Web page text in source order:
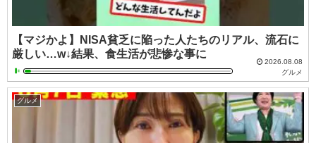
【マジかよ】NISA貧乏に陥った人たちのリアル、流石に
厳しい…w↓結果、食生活が悲惨な事に
2026.08.08
グルメ
グルメ